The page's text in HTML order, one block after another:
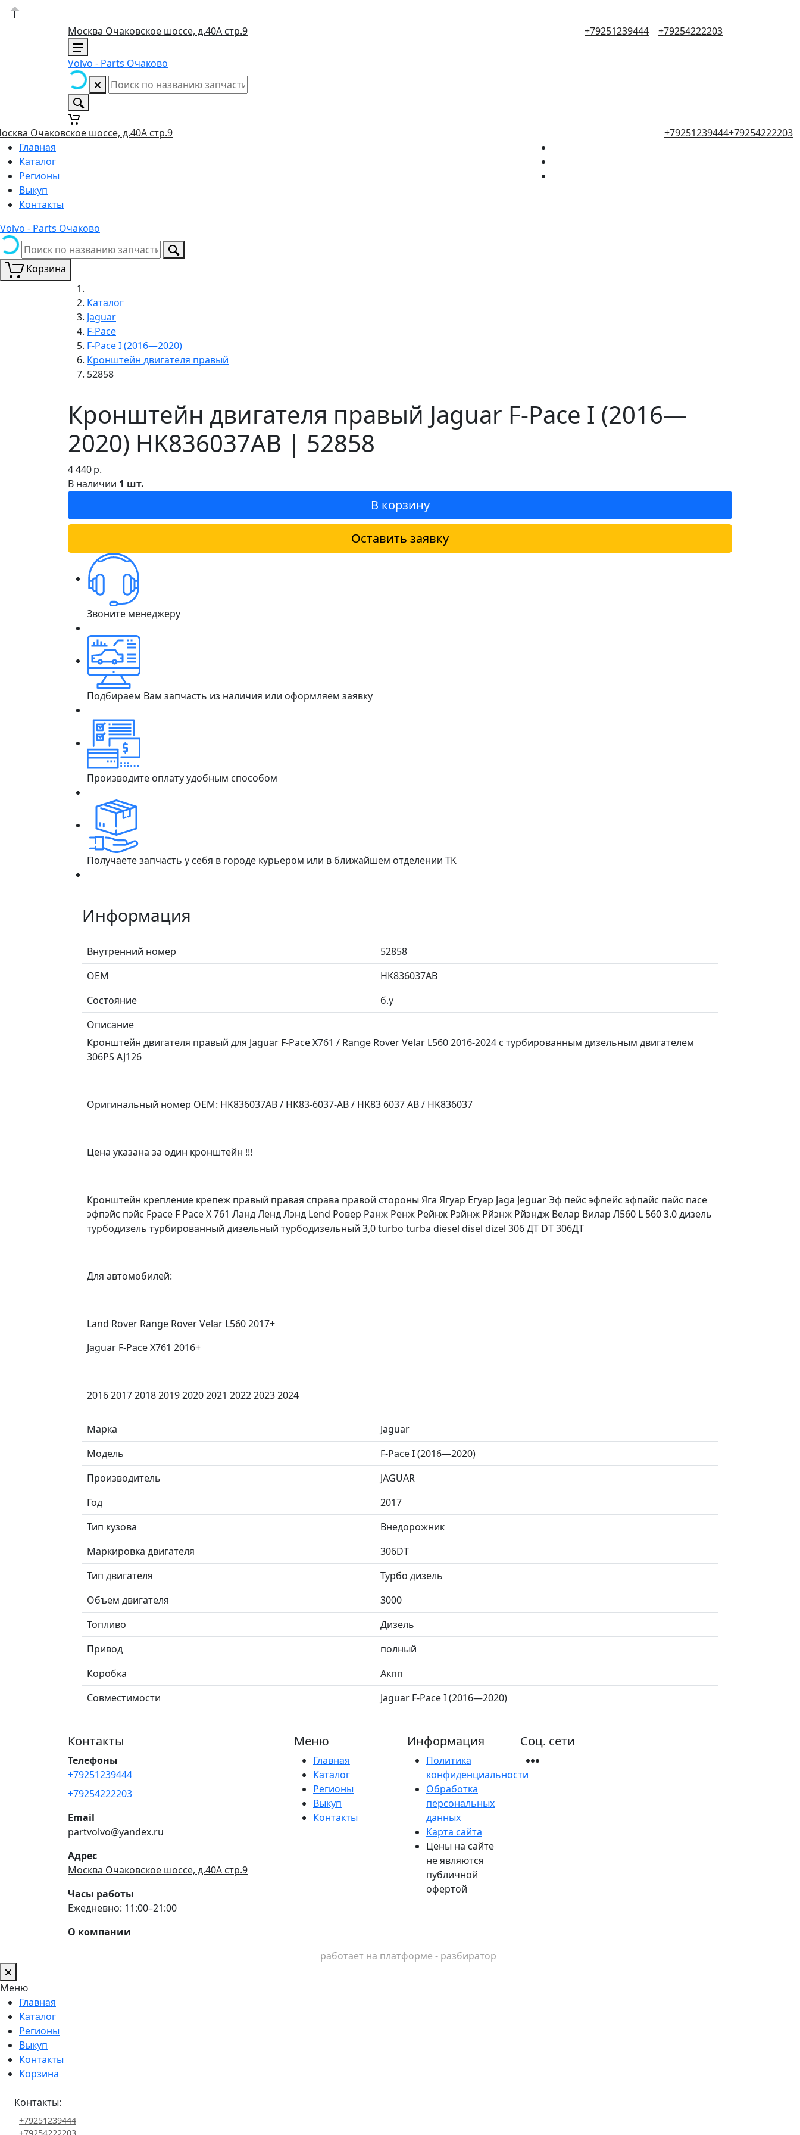
Москва Очаковское шоссе, д.40А стр.9 +79251239444 +79254222203
Volvo - Parts Очаково
Очаковское шоссе, д.40А стр.9 +79251239444+79254222203
Главная
Каталог
Регионы
Выкуп
Контакты
Volvo - Parts Очаково
Корзина
Каталог
Jaguar
F-Pace
F-Pace I (2016—2020)
Кронштейн двигателя правый
52858
Кронштейн двигателя правый Jaguar F-Pace I (2016—
2020) HK836037AB | 52858
4 440р.
В наличии 1 шт.
В корзину
Оставить заявку
Звоните менеджеру
Подбираем Вам запчасть из наличия или оформляем заявку
Производите оплату удобным способом
Получаете запчасть у себя в городе курьером или в ближайшем отделении ТК
Информация
Внутренний номер
52858
ОЕМ
HK836037AB
Состояние
б.у
Описание
Кронштейн двигателя правый для Jaguar F-Pace X761 / Range Rover Velar L560 2016-2024 с турбированным дизельным двигателем
306PS AJ126
Оригинальный номер OEM: HK836037AB / HK83-6037-AB / HK83 6037 AB / HK836037
Цена указана за один кронштейн !!!
Кронштейн крепление крепеж правый правая справа правой стороны Яга Ягуар Егуар Jaga Jeguar Эф пейс эфпейс эфпайс пайс пасе
эфпэйс пэйс Fpace F Pace X 761 Ланд Ленд Лэнд Lend Ровер Ранж Ренж Рейнж Рэйнж Рйэнж Рйэндж Велар Вилар Л560 L 560 3.0 дизель
турбодизель турбированный дизельный турбодизельный 3,0 turbo turba diesel disel dizel 306 ДТ DT 306ДТ
Для автомобилей:
Land Rover Range Rover Velar L560 2017+
Jaguar F-Pace X761 2016+
2016 2017 2018 2019 2020 2021 2022 2023 2024
Марка
Jaguar
Модель
F-Pace I (2016—2020)
Производитель
JAGUAR
Год
2017
Тип кузова
Внедорожник
Маркировка двигателя
306DT
Тип двигателя
Турбо дизель
Объем двигателя
3000
Топливо
Дизель
Привод
полный
Коробка
Акпп
Совместимости
Jaguar F-Pace I (2016—2020)
Контакты
Телефоны
+79251239444
+79254222203
Email
partvolvo@yandex.ru
Адрес
Москва Очаковское шоссе, д.40А стр.9
Часы работы
Ежедневно: 11:00–21:00
О компании
Меню
Главная
Каталог
Регионы
Выкуп
Контакты
Информация
Политика
конфиденциальности
Обработка
персональных
данных
Карта сайта
Цены на сайте
не являются
публичной
офертой
Соц. сети
работает на платформе - разбиратор
Меню
Главная
Каталог
Регионы
Выкуп
Контакты
Корзина
Контакты:
+79251239444